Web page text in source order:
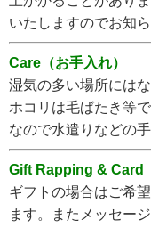
いたしますのでお知ら
Care（お手入れ）
湿気の多い場所には
ホコリは毛ばたき等
なので水遣りなどの
Gift Rapping & Card
ギフトの場合はご希
ます。またメッセー